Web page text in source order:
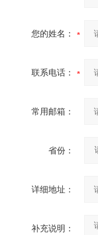
您的姓名：
联系电话：
常用邮箱：
省份：
详细地址：
补充说明：